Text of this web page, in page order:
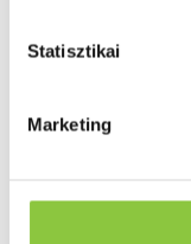
Statisztikai
Marketing